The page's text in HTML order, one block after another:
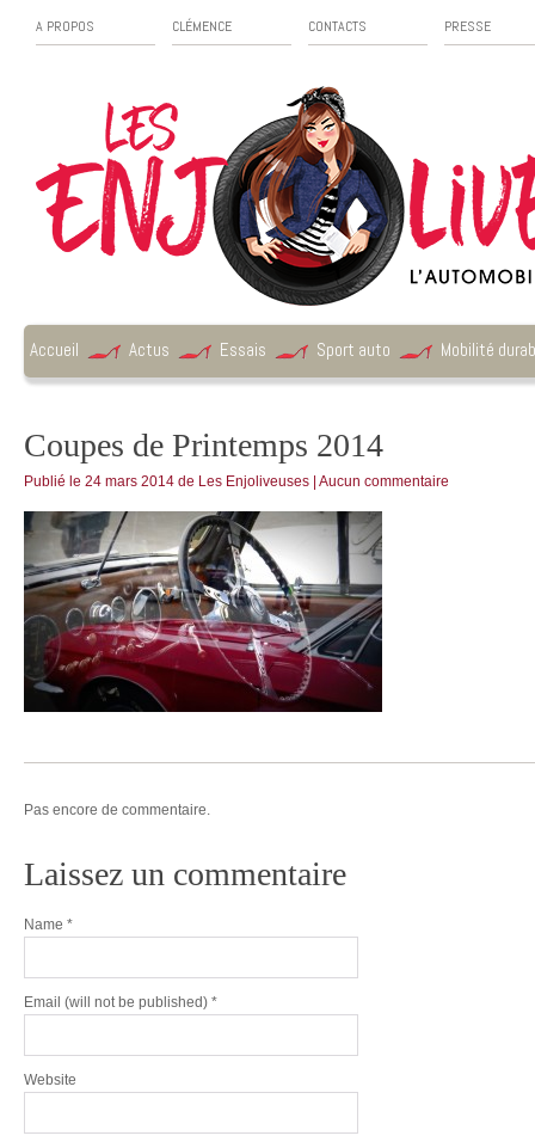
A PROPOS CLÉMENCE CONTACTS PRESSE
Accueil Actus Essais Sport auto Mobilité
Coupes de Printemps 2014
Publié le 24 mars 2014 de Les Enjoliveuses Aucun commentaire
Pas encore de commentaire.
Laissez un commentaire
Name *
Email (will not be published) *
Website